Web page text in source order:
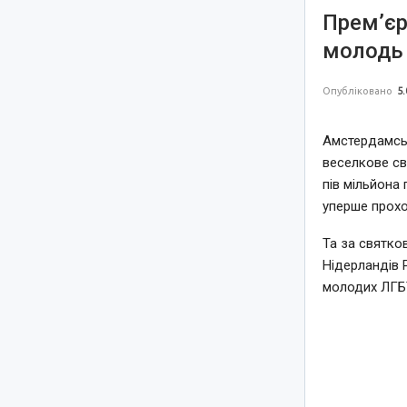
молодь
Опубліковано
веселкове
пів
уперше
Та за
Нідерландів
молодих